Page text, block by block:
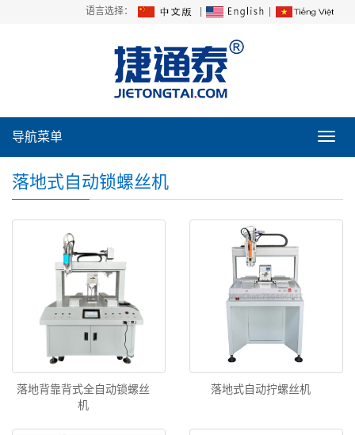
语言选择：
导
导航菜单
落地式自动锁螺丝机
落地背靠背式全自动锁螺丝
机
落地式自动拧螺丝机